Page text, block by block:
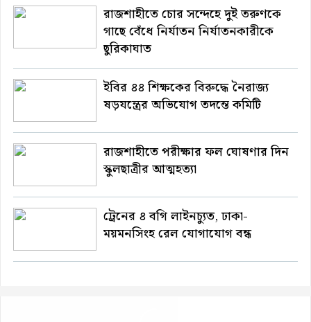
রাজশাহীতে চোর সন্দেহে দুই তরুণকে
গাছে বেঁধে নির্যাতন নির্যাতনকারীকে
ছুরিকাঘাত
ইবির ৪৪ শিক্ষকের বিরুদ্ধে নৈরাজ্য
ষড়যন্ত্রের অভিযোগ তদন্তে কমিটি
রাজশাহীতে পরীক্ষার ফল ঘোষণার দিন
স্কুলছাত্রীর আত্মহত্যা
ট্রেনের ৪ বগি লাইনচ্যুত, ঢাকা-
ময়মনসিংহ রেল যোগাযোগ বন্ধ